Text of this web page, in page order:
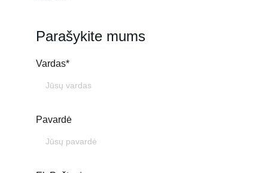
Parašykite mums
Vardas*
Pavardė